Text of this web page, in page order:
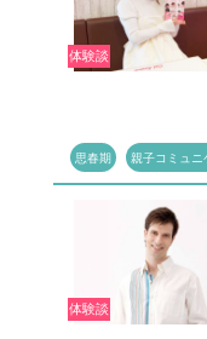
体験談
思春期 親子コミュニ
体験談